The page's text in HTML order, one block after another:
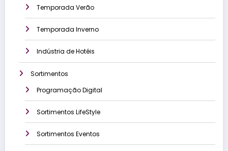
Temporada Verão
Temporada Inverno
Indústria de Hotéis
Sortimentos
Programação Digital
Sortimentos LifeStyle
Sortimentos Eventos